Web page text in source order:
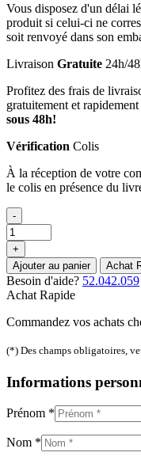
Vous disposez d'un délai
produit si celui-ci ne
soit renvoyé dans son
Livraison Gratuite 24h/
Profitez des frais de
gratuitement et
sous 48h!
Vérification Colis
À la réception de votre
le colis en présence du
-
+
Ajouter au panier
Achat
Besoin d'aide? 52.042.059
Achat Rapide
Commandez vos achats
(*) Des champs obligatoires,
Informations
Prénom *
Nom *